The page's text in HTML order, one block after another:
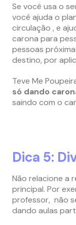
Se você usa o
você ajuda o
circulação , e
carona para
pessoas
destino, por
Teve Me
só dando
saindo com o
Dica 5:
Não relacione a
principal. Por
professor, não
dando aulas